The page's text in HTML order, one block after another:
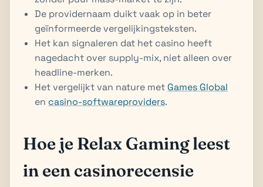
De providernaam duikt vaak op in beter
geïnformeerde vergelijkingsteksten.
Het kan signaleren dat het casino heeft
nagedacht over supply-mix, niet alleen over
headline-merken.
Het vergelijkt van nature met Games Global
en casino-softwareproviders.
Hoe je Relax Gaming leest
in een casinorecensie